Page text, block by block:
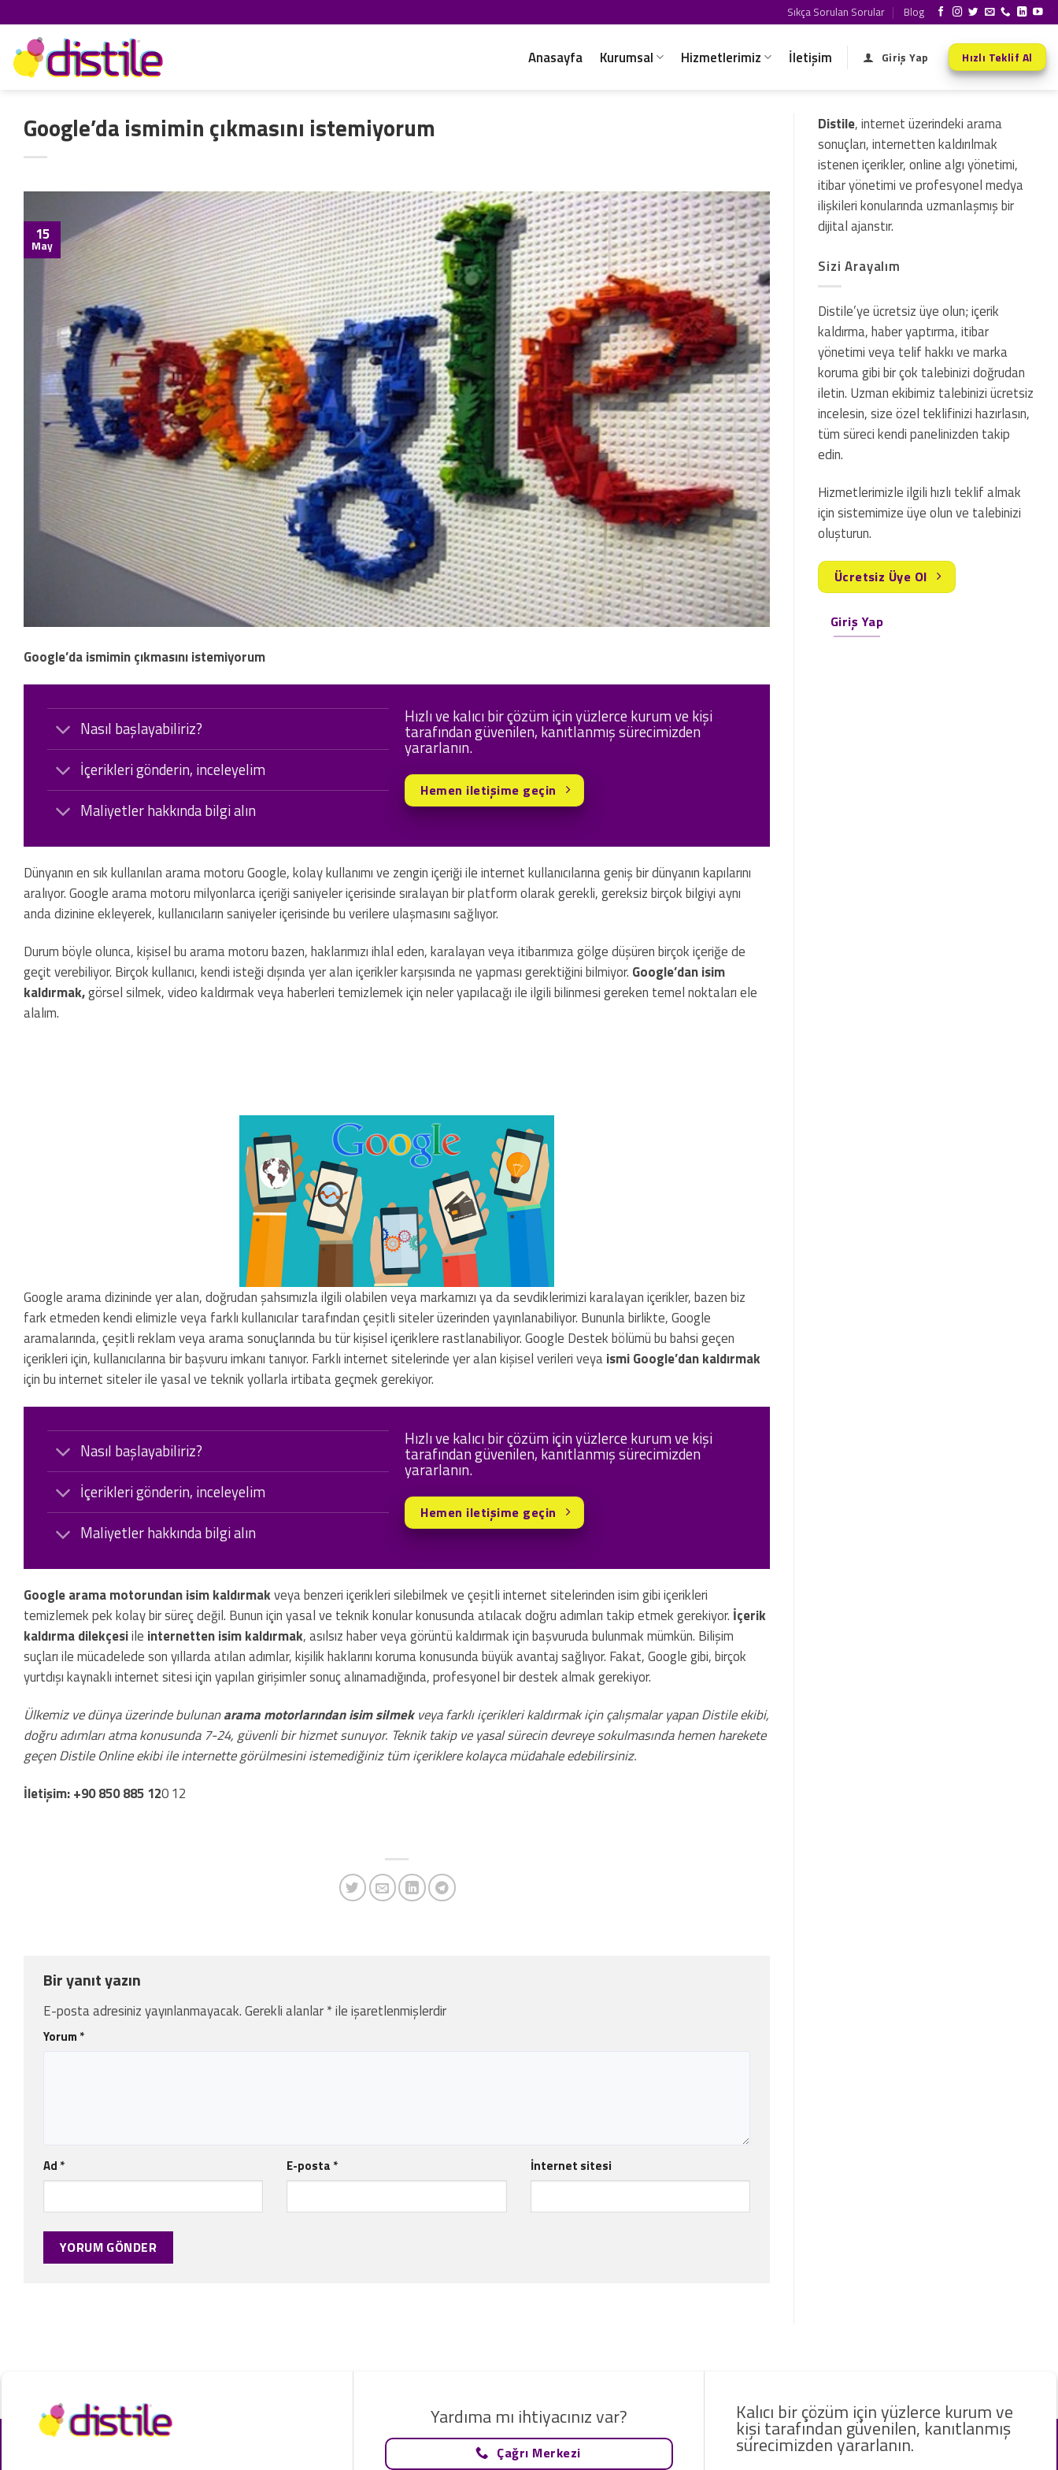
atla
Sıkça Sorulan Sorular Blog
Anasayfa Kurumsal Hizmetlerimiz İletişim Giriş Yap Hızlı Teklif Al
Google’da ismimin çıkmasını istemiyorum
15
May
Google’da ismimin çıkmasını istemiyorum
Nasıl başlayabiliriz?
İçerikleri gönderin, inceleyelim
Maliyetler hakkında bilgi alın
Hızlı ve kalıcı bir çözüm için yüzlerce kurum ve kişi
tarafından güvenilen, kanıtlanmış sürecimizden
yararlanın.
Hemen iletişime geçin
Dünyanın en sık kullanılan arama motoru Google, kolay kullanımı ve zengin içeriği ile internet kullanıcılarına geniş bir dünyanın kapılarını
aralıyor. Google arama motoru milyonlarca içeriği saniyeler içerisinde sıralayan bir platform olarak gerekli, gereksiz birçok bilgiyi aynı
anda dizinine ekleyerek, kullanıcıların saniyeler içerisinde bu verilere ulaşmasını sağlıyor.
Durum böyle olunca, kişisel bu arama motoru bazen, haklarımızı ihlal eden, karalayan veya itibarımıza gölge düşüren birçok içeriğe de
geçit verebiliyor. Birçok kullanıcı, kendi isteği dışında yer alan içerikler karşısında ne yapması gerektiğini bilmiyor. Google’dan isim
kaldırmak,görsel silmek, video kaldırmak veya haberleri temizlemek için neler yapılacağı ile ilgili bilinmesi gereken temel noktaları ele
alalım.
Google arama dizininde yer alan, doğrudan şahsımızla ilgili olabilen veya markamızı ya da sevdiklerimizi karalayan içerikler, bazen biz
fark etmeden kendi elimizle veya farklı kullanıcılar tarafından çeşitli siteler üzerinden yayınlanabiliyor. Bununla birlikte, Google
aramalarında, çeşitli reklam veya arama sonuçlarında bu tür kişisel içeriklere rastlanabiliyor. Google Destek bölümü bu bahsi geçen
içerikleri için, kullanıcılarına bir başvuru imkanı tanıyor. Farklı internet sitelerinde yer alan kişisel verileri veyaismi Google’dan kaldırmak
için bu internet siteler ile yasal ve teknik yollarla irtibata geçmek gerekiyor.
Nasıl başlayabiliriz?
İçerikleri gönderin, inceleyelim
Maliyetler hakkında bilgi alın
Hızlı ve kalıcı bir çözüm için yüzlerce kurum ve kişi
tarafından güvenilen, kanıtlanmış sürecimizden
yararlanın.
Hemen iletişime geçin
Google arama motorundan isim kaldırmakveya benzeri içerikleri silebilmek ve çeşitli internet sitelerinden isim gibi içerikleri
temizlemek pek kolay bir süreç değil. Bunun için yasal ve teknik konular konusunda atılacak doğru adımları takip etmek gerekiyor. İçerik
kaldırma dilekçesiile internetten isim kaldırmak, asılsız haber veya görüntü kaldırmak için başvuruda bulunmak mümkün. Bilişim
suçları ile mücadelede son yıllarda atılan adımlar, kişilik haklarını koruma konusunda büyük avantaj sağlıyor. Fakat, Google gibi, birçok
yurtdışı kaynaklı internet sitesi için yapılan girişimler sonuç alınamadığında, profesyonel bir destek almak gerekiyor.
Ülkemiz ve dünya üzerinde bulunanarama motorlarından isim silmekveya farklı içerikleri kaldırmak için çalışmalar yapan Distile ekibi,
doğru adımları atma konusunda 7-24, güvenli bir hizmet sunuyor. Teknik takip ve yasal sürecin devreye sokulmasında hemen harekete
geçen Distile Online ekibi ile internette görülmesini istemediğiniz tüm içeriklere kolayca müdahale edebilirsiniz.
İletişim: +90 850 885 120 12
Bir yanıt yazın
E-posta adresiniz yayınlanmayacak.Gerekli alanlar*ile işaretlenmişlerdir
Yorum *
Ad * E-posta * İnternet sitesi
Distile, internet üzerindeki arama
sonuçları, internetten kaldırılmak
istenen içerikler, online algı yönetimi,
itibar yönetimi ve profesyonel medya
ilişkileri konularında uzmanlaşmış bir
dijital ajanstır.
Sizi Arayalım
Distile’ye ücretsiz üye olun; içerik
kaldırma, haber yaptırma, itibar
yönetimi veya telif hakkı ve marka
koruma gibi bir çok talebinizi doğrudan
iletin. Uzman ekibimiz talebinizi ücretsiz
incelesin, size özel teklifinizi hazırlasın,
tüm süreci kendi panelinizden takip
edin.
Hizmetlerimizle ilgili hızlı teklif almak
için sistemimize üye olun ve talebinizi
oluşturun.
Ücretsiz Üye Ol
Giriş Yap
Yardıma mı ihtiyacınız var?
Çağrı Merkezi
Kalıcı bir çözüm için yüzlerce kurum ve
kişi tarafından güvenilen, kanıtlanmış
sürecimizden yararlanın.